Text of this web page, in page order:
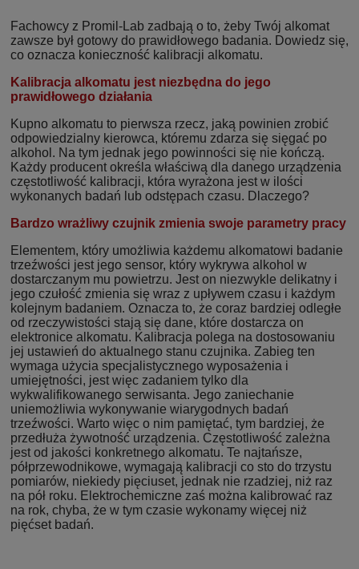
Fachowcy z Promil-Lab zadbają o to, żeby Twój alkomat
zawsze był gotowy do prawidłowego badania. Dowiedz się,
co oznacza konieczność kalibracji alkomatu.
Kalibracja alkomatu jest niezbędna do jego
prawidłowego działania
Kupno alkomatu to pierwsza rzecz, jaką powinien zrobić
odpowiedzialny kierowca, któremu zdarza się sięgać po
alkohol. Na tym jednak jego powinności się nie kończą.
Każdy producent określa właściwą dla danego urządzenia
częstotliwość kalibracji, która wyrażona jest w ilości
wykonanych badań lub odstępach czasu. Dlaczego?
Bardzo wrażliwy czujnik zmienia swoje parametry pracy
Elementem, który umożliwia każdemu alkomatowi badanie
trzeźwości jest jego sensor, który wykrywa alkohol w
dostarczanym mu powietrzu. Jest on niezwykle delikatny i
jego czułość zmienia się wraz z upływem czasu i każdym
kolejnym badaniem. Oznacza to, że coraz bardziej odległe
od rzeczywistości stają się dane, które dostarcza on
elektronice alkomatu. Kalibracja polega na dostosowaniu
jej ustawień do aktualnego stanu czujnika. Zabieg ten
wymaga użycia specjalistycznego wyposażenia i
umiejętności, jest więc zadaniem tylko dla
wykwalifikowanego serwisanta. Jego zaniechanie
uniemożliwia wykonywanie wiarygodnych badań
trzeźwości. Warto więc o nim pamiętać, tym bardziej, że
przedłuża żywotność urządzenia. Częstotliwość zależna
jest od jakości konkretnego alkomatu. Te najtańsze,
półprzewodnikowe, wymagają kalibracji co sto do trzystu
pomiarów, niekiedy pięciuset, jednak nie rzadziej, niż raz
na pół roku. Elektrochemiczne zaś można kalibrować raz
na rok, chyba, że w tym czasie wykonamy więcej niż
pięćset badań.